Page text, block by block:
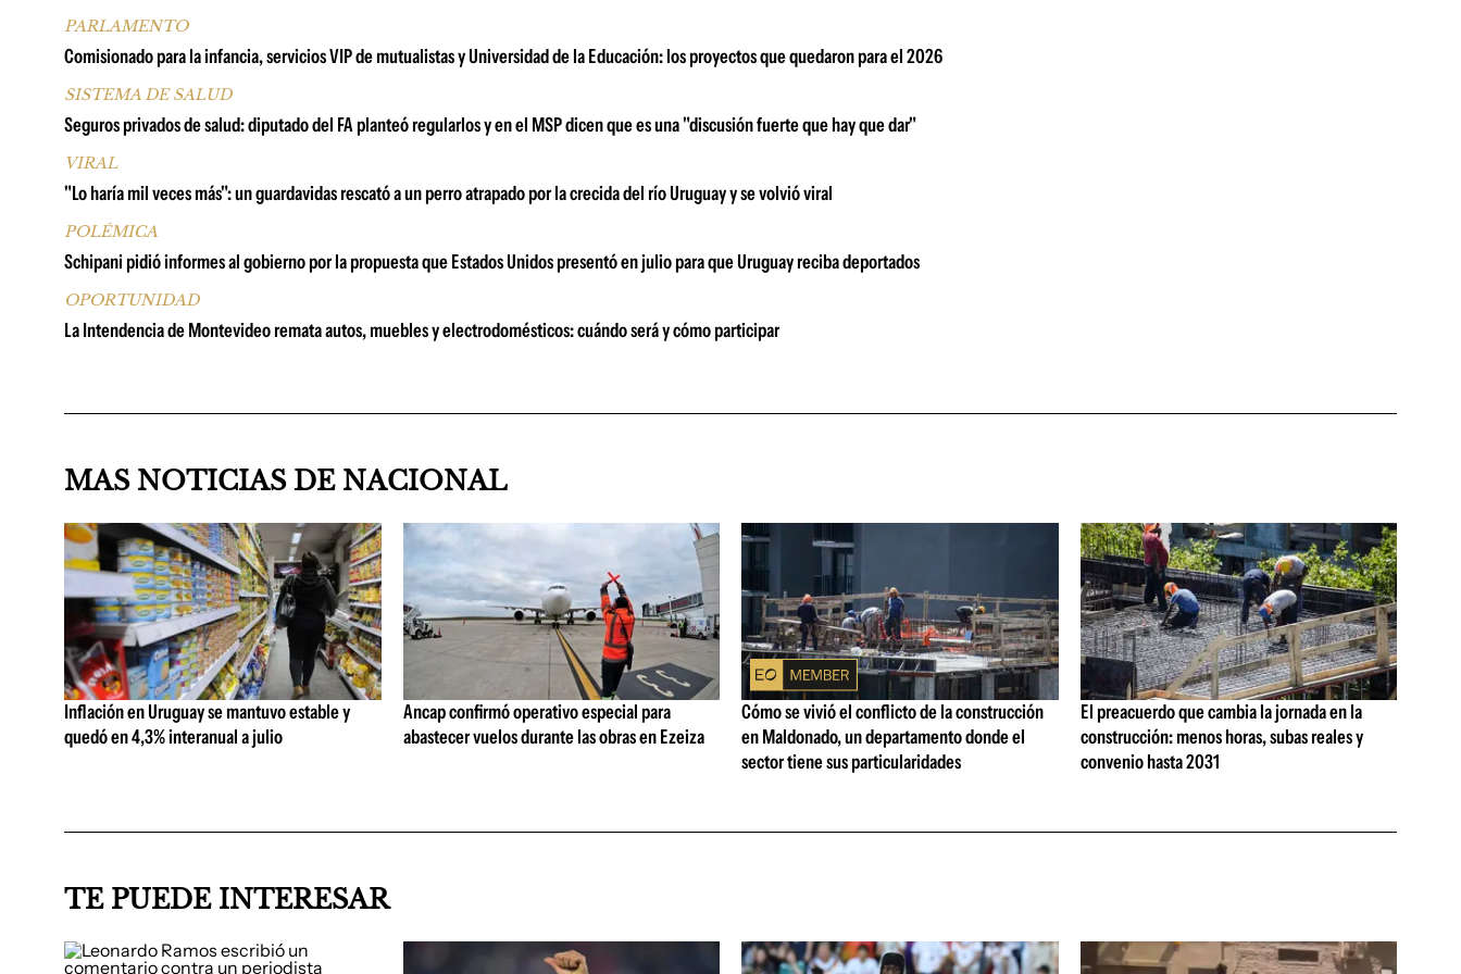
PARLAMENTO
Comisionado para la infancia, servicios VIP de mutualistas y Universidad de la Educación: los proyectos que quedaron para el 2026
SISTEMA DE SALUD
Seguros privados de salud: diputado del FA planteó regularlos y en el MSP dicen que es una "discusión fuerte que hay que dar"
VIRAL
"Lo haría mil veces más": un guardavidas rescató a un perro atrapado por la crecida del río Uruguay y se volvió viral
POLÉMICA
Schipani pidió informes al gobierno por la propuesta que Estados Unidos presentó en julio para que Uruguay reciba deportados
OPORTUNIDAD
La Intendencia de Montevideo remata autos, muebles y electrodomésticos: cuándo será y cómo participar
MAS NOTICIAS DE NACIONAL
Inflación en Uruguay se mantuvo estable y
quedó en 4,3% interanual a julio
Ancap confirmó operativo especial para
abastecer vuelos durante las obras en Ezeiza
Cómo se vivió el conflicto de la construcción
en Maldonado, un departamento donde el
sector tiene sus particularidades
El preacuerdo que cambia la jornada en la
construcción: menos horas, subas reales y
convenio hasta 2031
TE PUEDE INTERESAR